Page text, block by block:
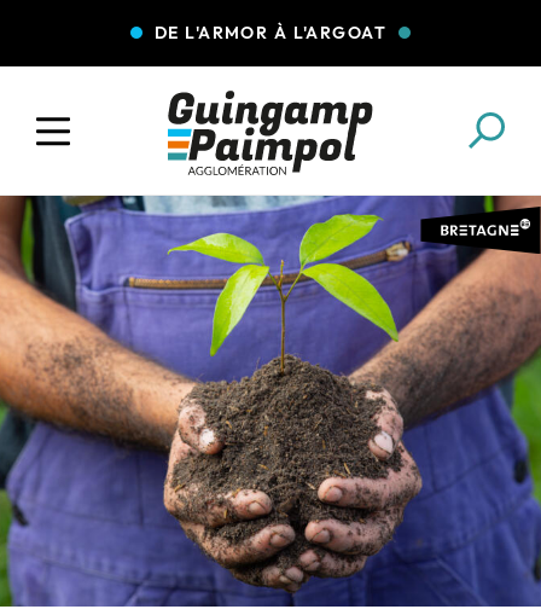
DE L'ARMOR À L'ARGOAT
COLLECTE DES DÉCHETS EAU ET ASSAINISSEMENT
ENFANCE JEUNESSE L'AGGLO' RECRUTE
ASSOCIATIONS PISCINES